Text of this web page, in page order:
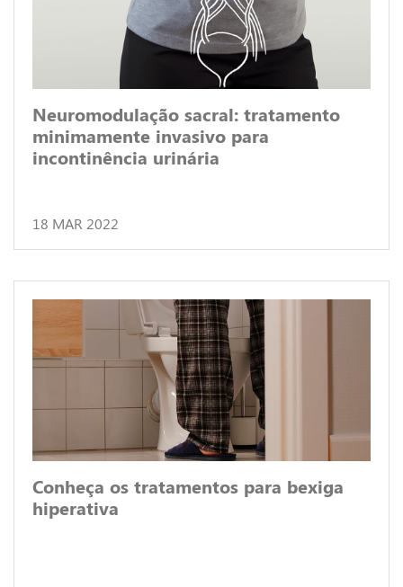
Neuromodulação sacral: tratamento
minimamente invasivo para
incontinência urinária
18 MAR 2022
Conheça os tratamentos para bexiga
hiperativa